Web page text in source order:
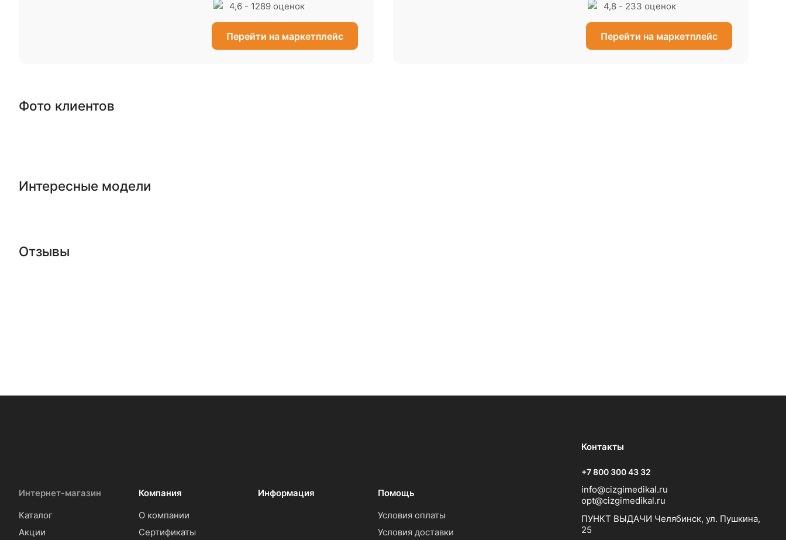
4,6 - 1289 оценок
Перейти на маркетплейс
4,8 - 233 оценок
Перейти на маркетплейс
Фото клиентов
Интересные модели
Отзывы
Интернет-магазин
Каталог
Акции
Компания
О компании
Сертификаты
Информация
Помощь
Условия оплаты
Условия доставки
Контакты
+7 800 300 43 32
info@cizgimedikal.ru
opt@cizgimedikal.ru
ПУНКТ ВЫДАЧИ Челябинск, ул. Пушкина,
25